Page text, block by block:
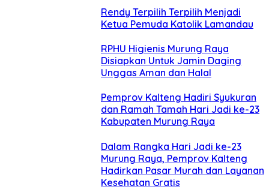
Rendy Terpilih Terpilih Menjadi
Ketua Pemuda Katolik Lamandau
RPHU Higienis Murung Raya
Disiapkan Untuk Jamin Daging
Unggas Aman dan Halal
Pemprov Kalteng Hadiri Syukuran
dan Ramah Tamah Hari Jadi ke-23
Kabupaten Murung Raya
Dalam Rangka Hari Jadi ke-23
Murung Raya, Pemprov Kalteng
Hadirkan Pasar Murah dan Layanan
Kesehatan Gratis